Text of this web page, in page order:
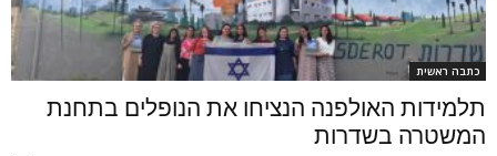
כתבה ראשית
תלמידות האולפנה הנציחו את הנופלים בתחנת
המשטרה בשדרות